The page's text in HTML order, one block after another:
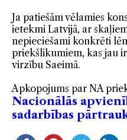
Ja patiešām vēlamies
ietekmi Latvijā, ar
nepieciešami konkrēti
priekšlikumiem, kas jau
virzību Saeimā.
Apkopojums par NA
Nacionālās
sadarbības